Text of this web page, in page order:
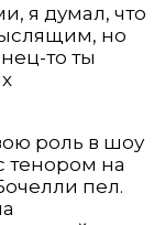
я думал, что
но
то ты
роль в шоу
тенором на
пел.